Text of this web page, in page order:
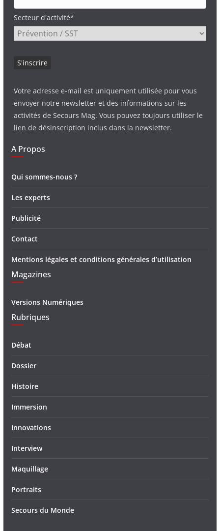
Secteur d'activité*
Votre adresse e-mail est uniquement utilisée pour vous
envoyer notre newsletter et des informations sur les
activités de Secours Mag. Vous pouvez toujours utiliser le
lien de désinscription inclus dans la newsletter.
A Propos
Qui sommes-nous ?
Les experts
Publicité
Contact
Mentions légales et conditions générales d’utilisation
Magazines
Versions Numériques
Rubriques
Débat
Dossier
Histoire
Immersion
Innovations
Interview
Maquillage
Portraits
Secours du Monde